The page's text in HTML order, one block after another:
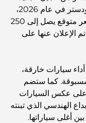
البحرية في دبي: حياة
دليل مصرفي شامل
لعشاق اللحوم
التي طال انتظارها. من المتوقع إطلاق رودستر في عام 2026،
وهي سيارة رياضية كهربائية بالكامل. بسعر متوقع يصل إلى 250
الإعلان عنها على
سيارات خارقة،
مسبوقة. كما ستضم
على عكس السيارات
الهندسي الذي تبنته
أغلى سياراتها.